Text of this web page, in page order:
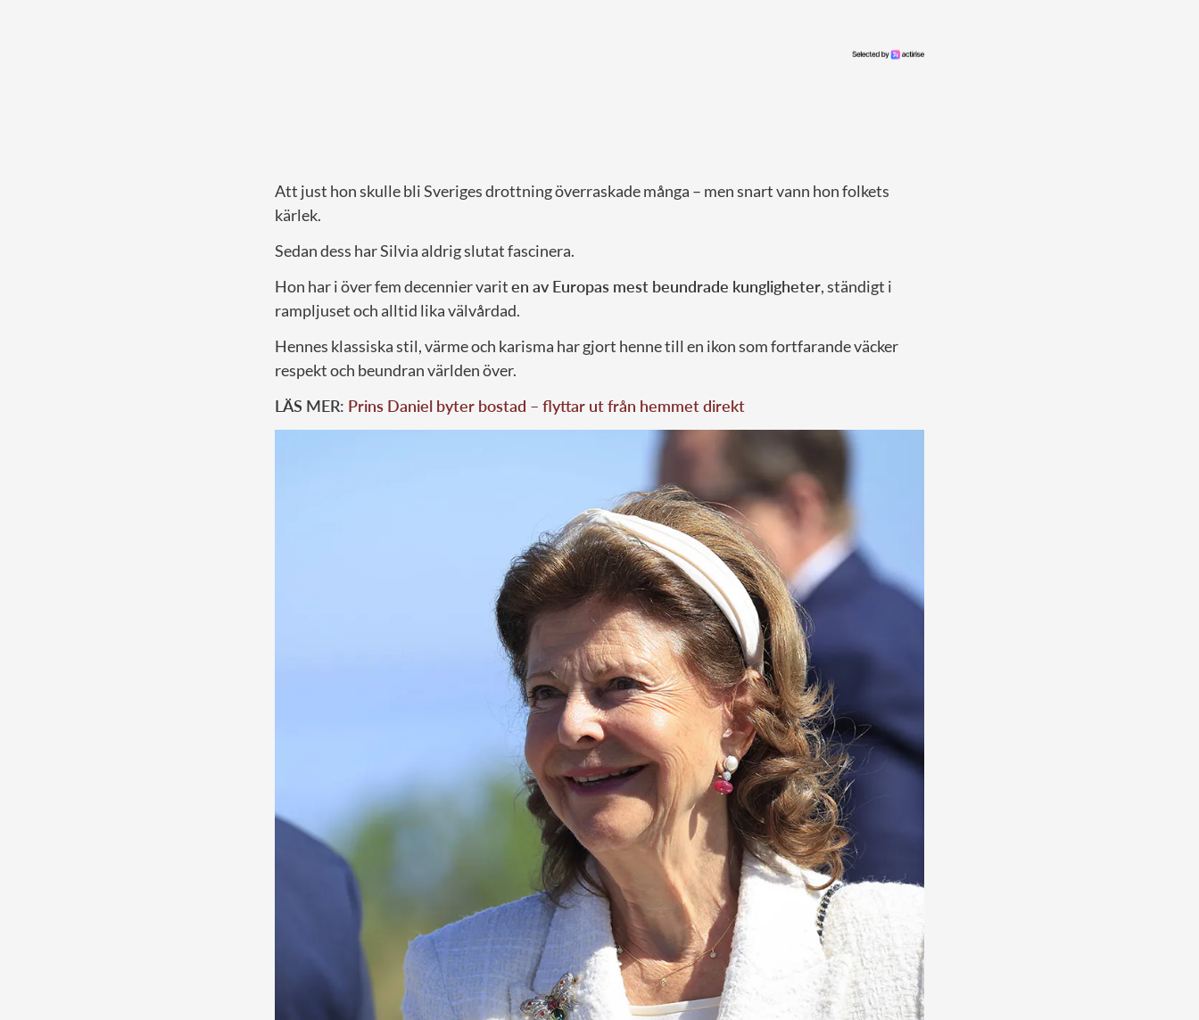
Att just hon skulle bli Sveriges drottning överraskade många – men snart vann hon folkets
kärlek.
Sedan dess har Silvia aldrig slutat fascinera.
Hon har i över fem decennier variten av Europas mest beundrade kungligheter, ständigt i
rampljuset och alltid lika välvårdad.
Hennes klassiska stil, värme och karisma har gjort henne till en ikon som fortfarande väcker
respekt och beundran världen över.
LÄS MER: Prins Daniel byter bostad – flyttar ut från hemmet direkt